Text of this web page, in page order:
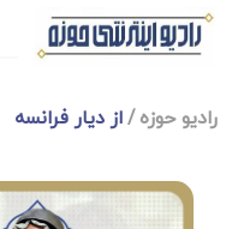
رادیو حوزه از دیار فرانسه